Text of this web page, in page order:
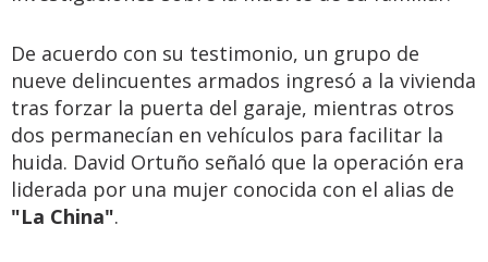
De acuerdo con su testimonio, un grupo de
nueve delincuentes armados ingresó a la vivienda
tras forzar la puerta del garaje, mientras otros
dos permanecían en vehículos para facilitar la
huida. David Ortuño señaló que la operación era
liderada por una mujer conocida con el alias de
"La China".